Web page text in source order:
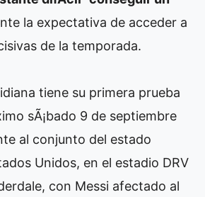
la expectativa de acceder a
de la temporada.
tiene su primera prueba
sÃ¡bado 9 de septiembre
al conjunto del estado
Unidos, en el estadio DRV
con Messi afectado al